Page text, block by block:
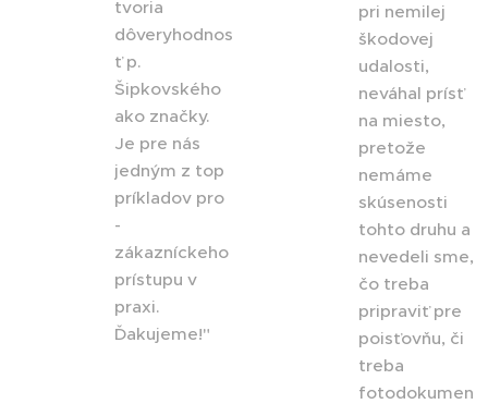
tvoria
dôveryhodnos
ť p.
Šipkovského
ako značky.
Je pre nás
jedným z top
príkladov pro
-
zákazníckeho
prístupu v
praxi.
Ďakujeme!"
pri nemilej
škodovej
udalosti,
neváhal prísť
na miesto,
pretože
nemáme
skúsenosti
tohto druhu a
nevedeli sme,
čo treba
pripraviť pre
poisťovňu, či
treba
fotodokumen